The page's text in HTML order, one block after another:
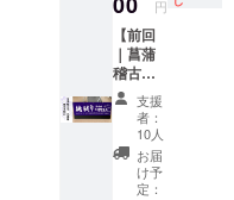
望の方
は「2本
セット
｜あや
めＴ竹
刀28〜
38」の
リター
ンをご
選択下
だきま
す。
刺作成
＆交
換。 ・
体温ま
るレク
リエー
ショ
ン。 ・
日本一
を経験
円
【前回
｜菖蒲
稽古会×
北海
道】で
完売し
た参加
者限定
手拭
支援
者：
10人
お届
け予
定：